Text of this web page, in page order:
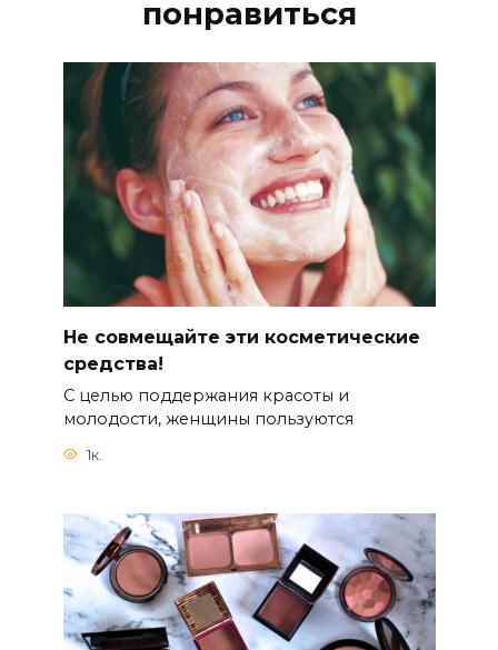
понравиться
Не совмещайте эти косметические
средства!
С целью поддержания красоты и
молодости, женщины пользуются
1к.